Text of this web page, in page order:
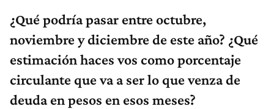
¿Qué podría pasar entre octubre,
noviembre y diciembre de este año? ¿Qué
estimación haces vos como porcentaje
circulante que va a ser lo que venza de
deuda en pesos en esos meses?